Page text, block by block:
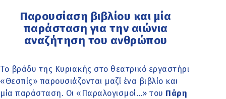
Παρουσίαση βιβλίου και μία
παράσταση για την αιώνια
αναζήτηση του ανθρώπου
Το βράδυ της Κυριακής στο θεατρικό εργαστήρι
«Θεσπίς» παρουσιάζονται μαζί ένα βιβλίο και
μία παράσταση. Οι «Παραλογισμοί…» του Πάρη